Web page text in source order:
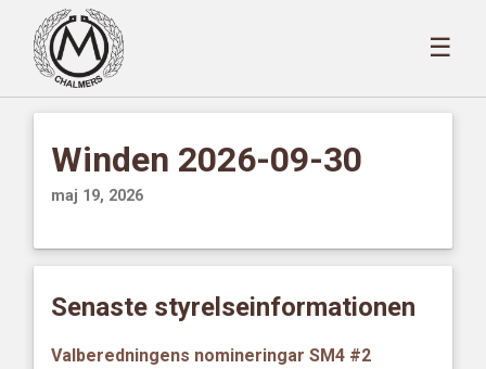
☰
Winden 2026-09-30
maj 19, 2026
Senaste styrelseinformationen
Valberedningens nomineringar SM4 #2